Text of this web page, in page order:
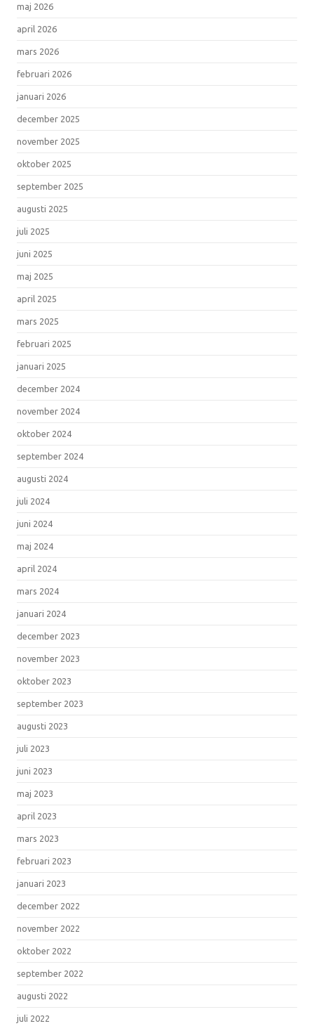
maj 2026
april 2026
mars 2026
februari 2026
januari 2026
december 2025
november 2025
oktober 2025
september 2025
augusti 2025
juli 2025
juni 2025
maj 2025
april 2025
mars 2025
februari 2025
januari 2025
december 2024
november 2024
oktober 2024
september 2024
augusti 2024
juli 2024
juni 2024
maj 2024
april 2024
mars 2024
januari 2024
december 2023
november 2023
oktober 2023
september 2023
augusti 2023
juli 2023
juni 2023
maj 2023
april 2023
mars 2023
februari 2023
januari 2023
december 2022
november 2022
oktober 2022
september 2022
augusti 2022
juli 2022